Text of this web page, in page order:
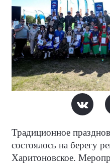
Традиционное
состоялось на берегу
Харитоновское.